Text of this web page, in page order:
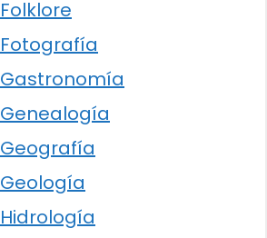
Folklore
Fotografía
Gastronomía
Genealogía
Geografía
Geología
Hidrología